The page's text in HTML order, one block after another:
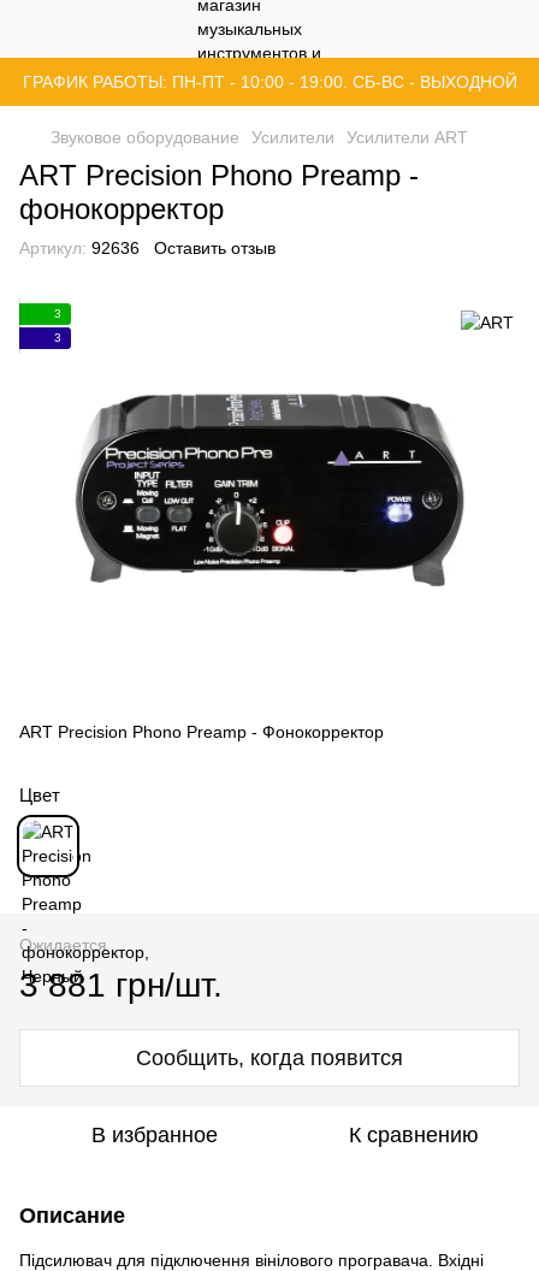
ГРАФИК РАБОТЫ: ПН-ПТ - 10:00 - 19:00. СБ-ВС - ВЫХОДНОЙ
Звуковое оборудование Усилители Усилители ART
ART Precision Phono Preamp -
фонокорректор
Артикул: 92636 Оставить отзыв
3
3
ART Precision Phono Preamp - Фонокорректор
Цвет
Ожидается
3 881 грн/шт.
Сообщить, когда появится
В избранное К сравнению
Описание
Підсилювач для підключення вінілового програвача. Вхідні